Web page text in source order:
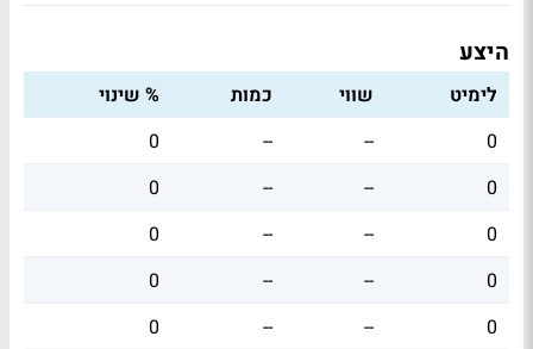
היצע
לימיט שווי כמות
% שינוי
0
--
--
0
0
--
--
0
0
--
--
0
0
--
--
0
0
--
--
0